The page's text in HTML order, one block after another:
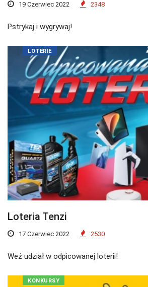
19 Czerwiec 2022 2348
Pstrykaj i wygrywaj!
LOTERIE
Loteria Tenzi
17 Czerwiec 2022 2530
Weź udział w odpicowanej loterii!
KONKURSY